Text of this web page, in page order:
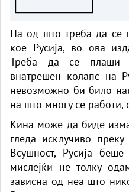
Па од што треба да се
кое Русија, во ова
Треба да се плаши
внатрешен колапс на
невозможно би било
на што многу се работи,
Кина може да биде
гледа исклучиво
Всушност, Русија
мислејќи не толку
зависна од неа што